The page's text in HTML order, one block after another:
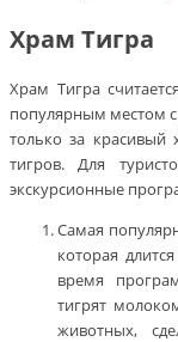
Храм Тигра
Храм Тигра
популярным местом
только за красивый
тигров. Для
экскурсионные
Самая
которая
время
тигрят
животных,